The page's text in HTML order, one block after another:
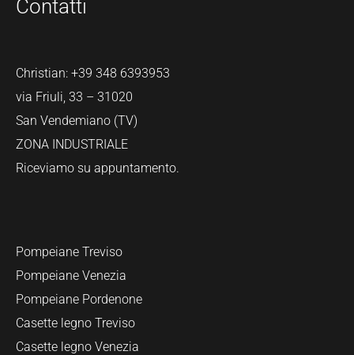
Contatti
Christian: +39 348 6393953
via Friuli, 33 – 31020
San Vendemiano (TV)
ZONA INDUSTRIALE
Riceviamo su appuntamento.
Pompeiane Treviso
Pompeiane Venezia
Pompeiane Pordenone
Casette legno Treviso
Casette legno Venezia